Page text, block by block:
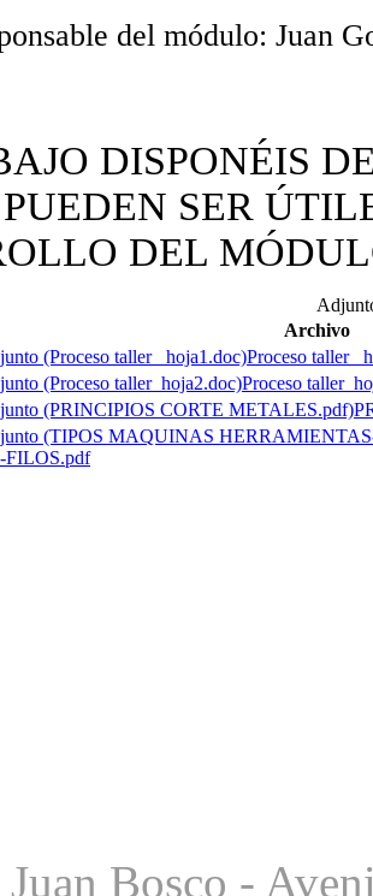
del módulo: Juan
DISPONÉIS
SER
DEL
Archivo
Proceso taller
Proceso
Bosco -